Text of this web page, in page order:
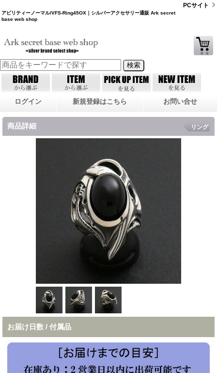
アビリティーノーマル/VFS-Ring45OX｜シルバーアクセサリー通販 Ark secret
base web shop
PCサイト
ログイン 新規登録はこちら お問い合せ
商品詳細 リング
お届け日数 / 付属品